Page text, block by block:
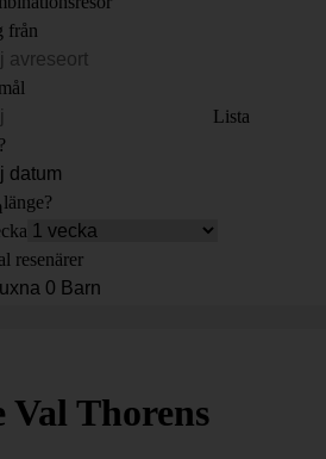
från
Lista
resenärer
Thorens